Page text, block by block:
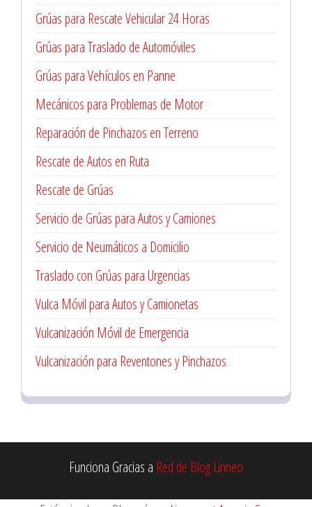
Grúas para Rescate Vehicular 24 Horas
Grúas para Traslado de Automóviles
Grúas para Vehículos en Panne
Mecánicos para Problemas de Motor
Reparación de Pinchazos en Terreno
Rescate de Autos en Ruta
Rescate de Grúas
Servicio de Grúas para Autos y Camiones
Servicio de Neumáticos a Domicilio
Traslado con Grúas para Urgencias
Vulca Móvil para Autos y Camionetas
Vulcanización Móvil de Emergencia
Vulcanización para Reventones y Pinchazos
Funciona Gracias a Red de Blog Linneo